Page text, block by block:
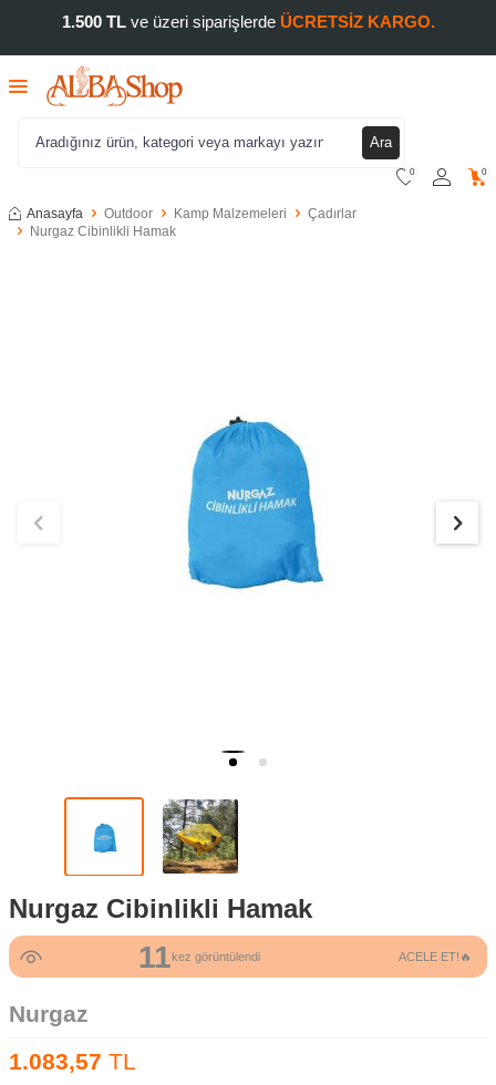
1.500 TLve üzeri siparişlerde ÜCRETSİZ KARGO.
Ara
0 0
Anasayfa Outdoor Kamp Malzemeleri
Çadırlar
Nurgaz Cibinlikli Hamak
Nurgaz Cibinlikli Hamak
11kez görüntülendi ACELE ET!🔥
Nurgaz
1.083,57 TL